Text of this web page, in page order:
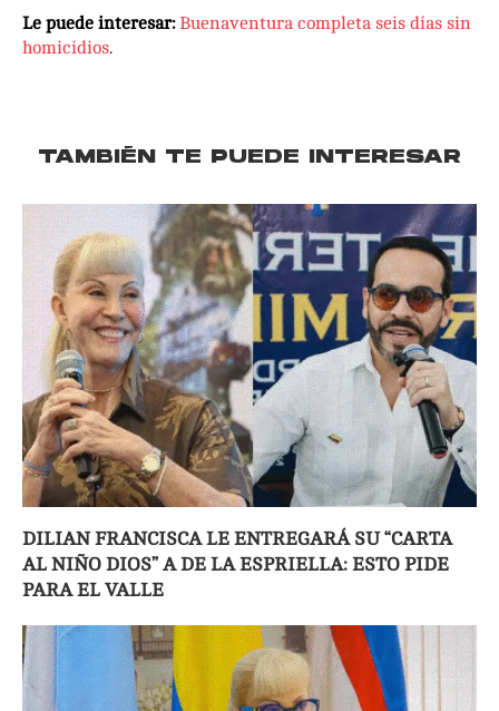
Le puede interesar: Buenaventura completa seis días sin
homicidios.
TAMBIÉN TE PUEDE INTERESAR
DILIAN FRANCISCA LE ENTREGARÁ SU “CARTA
AL NIÑO DIOS” A DE LA ESPRIELLA: ESTO PIDE
PARA EL VALLE